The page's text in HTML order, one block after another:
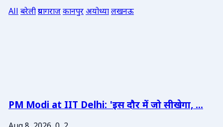
Allबरेलीप्रयागराजकानपुरअयोध्यालखनऊ
PM Modi at IIT Delhi: 'इस दौर में जो सीखेगा, ...